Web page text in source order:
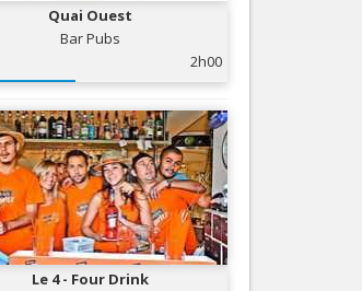
Quai Ouest
Bar Pubs
2h00
Le 4 - Four Drink